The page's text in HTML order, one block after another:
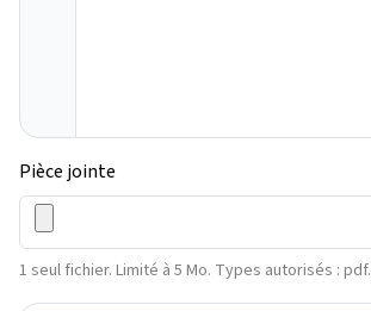
Pièce jointe
1 seul fichier. Limité à 5 Mo. Types autorisés : pdf.